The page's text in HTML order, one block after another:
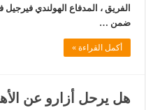
الفريق ، المدفاع الهولندي
ضمن …
أكمل القراءة »
هل يرحل أزارو عن